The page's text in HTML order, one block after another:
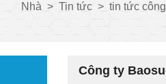
Nhà > Tin tức > tin tức
Công ty